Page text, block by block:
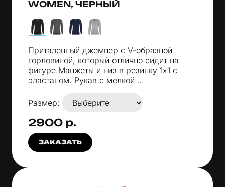
WOMEN, ЧЕРНЫЙ
Приталенный джемпер с V-образной
горловиной, который отлично сидит на
фигуре.Манжеты и низ в резинку 1x1 с
эластаном. Рукав с мелкой …
Размер:
2900 р.
ЗАКАЗАТЬ